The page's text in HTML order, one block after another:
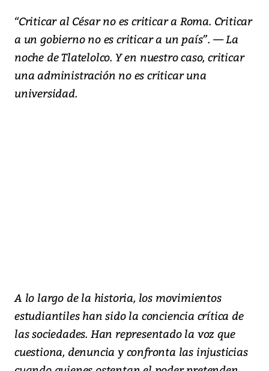
“Criticar al César no es criticar a Roma. Criticar
a un gobierno no es criticar a un país”. — La
noche de Tlatelolco. Y en nuestro caso, criticar
una administración no es criticar una
universidad.
A lo largo de la historia, los movimientos
estudiantiles han sido la conciencia crítica de
las sociedades. Han representado la voz que
cuestiona, denuncia y confronta las injusticias